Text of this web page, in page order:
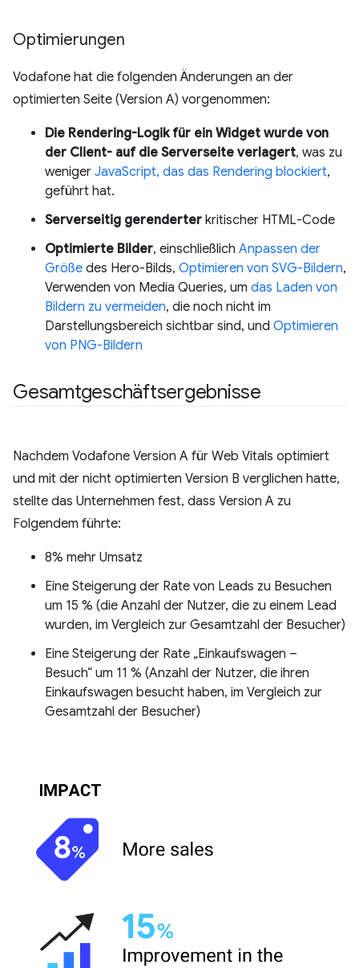
Optimierungen
Vodafone hat die folgenden Änderungen an der
optimierten Seite (Version A) vorgenommen:
Die Rendering-Logik für ein Widget wurde von
der Client- auf die Serverseite verlagert, was zu
weniger JavaScript, das das Rendering blockiert,
geführt hat.
Serverseitig gerenderter kritischer HTML-Code
Optimierte Bilder, einschließlich Anpassen der
Größe des Hero-Bilds, Optimieren von SVG-Bildern,
Verwenden von Media Queries, um das Laden von
Bildern zu vermeiden, die noch nicht im
Darstellungsbereich sichtbar sind, und Optimieren
von PNG-Bildern
Gesamtgeschäftsergebnisse
Nachdem Vodafone Version A für Web Vitals optimiert
und mit der nicht optimierten Version B verglichen hatte,
stellte das Unternehmen fest, dass Version A zu
Folgendem führte:
8% mehr Umsatz
Eine Steigerung der Rate von Leads zu Besuchen
um 15 % (die Anzahl der Nutzer, die zu einem Lead
wurden, im Vergleich zur Gesamtzahl der Besucher)
Eine Steigerung der Rate „Einkaufswagen –
Besuch“ um 11 % (Anzahl der Nutzer, die ihren
Einkaufswagen besucht haben, im Vergleich zur
Gesamtzahl der Besucher)